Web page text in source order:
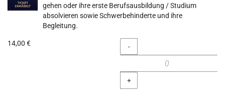
gehen oder ihre erste Berufsausbildung / Studium
absolvieren sowie Schwerbehinderte und ihre
Begleitung.
14,00 € Menge
-
+